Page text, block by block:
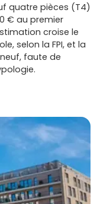
quatre pièces (T4)
€ au premier
croise le
selon la FPI, et la
faute de